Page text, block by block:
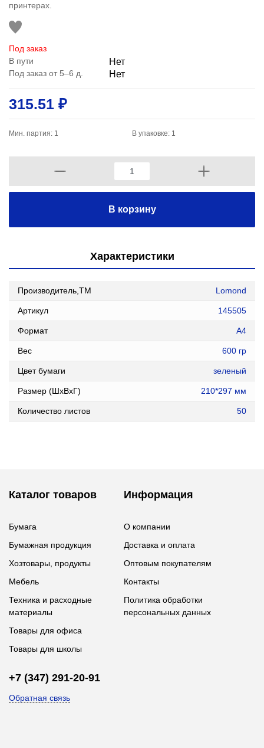
принтерах.
Под заказ
В пути
Нет
Под заказ от 5–6 д. Нет
315.51 ₽
Мин. партия: 1 В упаковке: 1
В корзину
Характеристики
Производитель,ТМ Lomond
Артикул 145505
Формат А4
Вес 600 гр
Цвет бумаги зеленый
Размер (ШxВxГ) 210*297 мм
Количество листов 50
Каталог товаров
Бумага
Бумажная продукция
Хозтовары, продукты
Мебель
Техника и расходные
материалы
Товары для офиса
Товары для школы
Информация
О компании
Доставка и оплата
Оптовым покупателям
Контакты
Политика обработки
персональных данных
+7 (347) 291-20-91
Обратная связь